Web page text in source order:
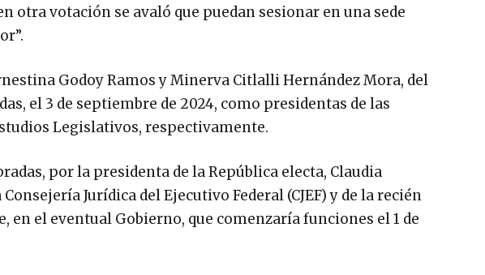
otra votación se avaló que puedan sesionar en una sede
Godoy Ramos y Minerva Citlalli Hernández Mora, del
el 3 de septiembre de 2024, como presidentas de las
Legislativos, respectivamente.
por la presidenta de la República electa, Claudia
Jurídica del Ejecutivo Federal (CJEF) y de la recién
en el eventual Gobierno, que comenzaría funciones el 1 de